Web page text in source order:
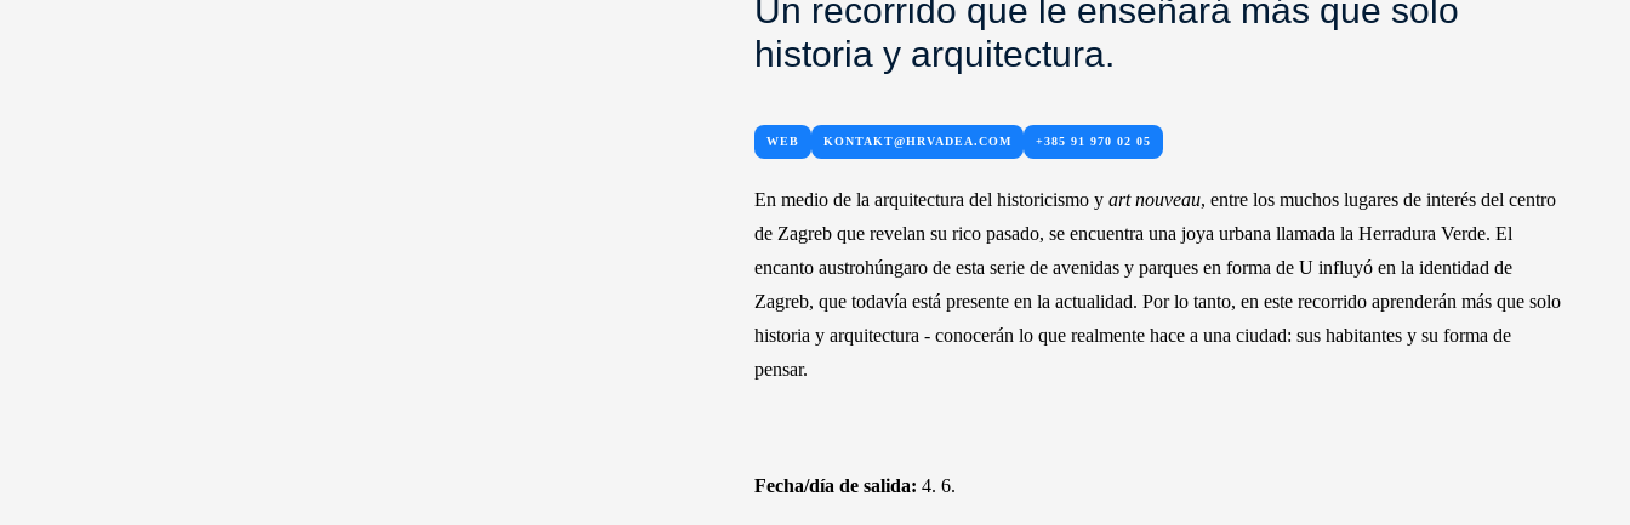
Un recorrido que le enseñará más que solo
historia y arquitectura.
WEB KONTAKT@HRVADEA.COM +385 91 970 02 05
En medio de la arquitectura del historicismo y art nouveau, entre los muchos lugares de interés del centro
de Zagreb que revelan su rico pasado, se encuentra una joya urbana llamada la Herradura Verde. El
encanto austrohúngaro de esta serie de avenidas y parques en forma de U influyó en la identidad de
Zagreb, que todavía está presente en la actualidad. Por lo tanto, en este recorrido aprenderán más que solo
historia y arquitectura - conocerán lo que realmente hace a una ciudad: sus habitantes y su forma de
pensar.
Fecha/día de salida: 4. 6.